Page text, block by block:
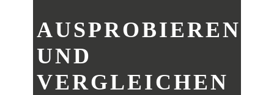
AUSPROBIEREN
UND
VERGLEICHEN